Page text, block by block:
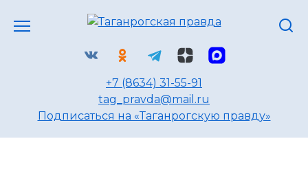
+7 (8634) 31-55-91
tag_pravda@mail.ru
Подписаться на «Таганрогскую правду»